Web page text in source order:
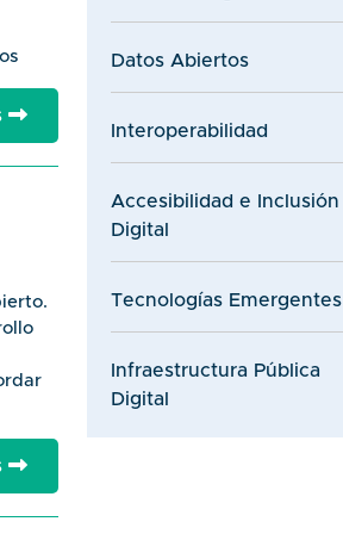
los
Datos Abiertos
Interoperabilidad
Accesibilidad e Inclusión
Digital
Tecnologías Emergentes
Infraestructura Pública
Digital